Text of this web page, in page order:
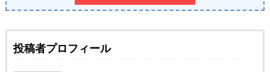
投稿者プロフィール